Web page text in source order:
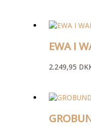
EWA I
2.249,95